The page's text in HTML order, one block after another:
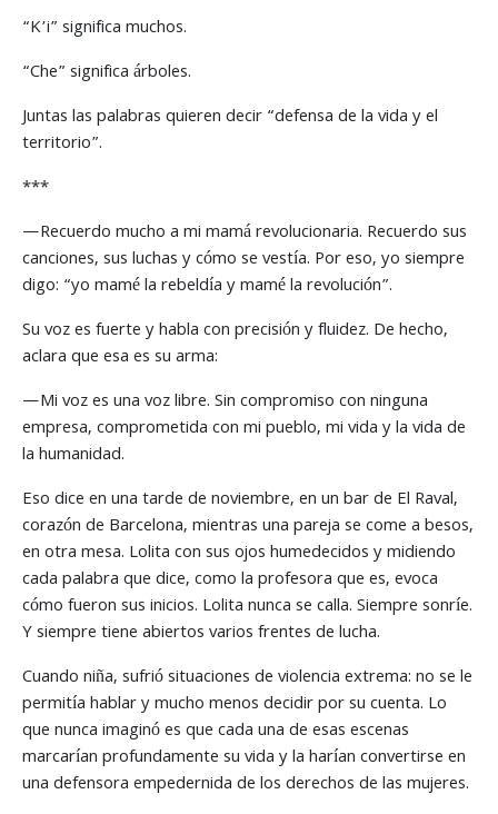
“K’i” significa muchos.
“Che” significa árboles.
Juntas las palabras quieren decir “defensa de la vida y el
territorio”.
***
—Recuerdo mucho a mi mamá revolucionaria. Recuerdo sus
canciones, sus luchas y cómo se vestía. Por eso, yo siempre
digo: “yo mamé la rebeldía y mamé la revolución”.
Su voz es fuerte y habla con precisión y fluidez. De hecho,
aclara que esa es su arma:
—Mi voz es una voz libre. Sin compromiso con ninguna
empresa, comprometida con mi pueblo, mi vida y la vida de
la humanidad.
Eso dice en una tarde de noviembre, en un bar de El Raval,
corazón de Barcelona, mientras una pareja se come a besos,
en otra mesa. Lolita con sus ojos humedecidos y midiendo
cada palabra que dice, como la profesora que es, evoca
cómo fueron sus inicios. Lolita nunca se calla. Siempre sonríe.
Y siempre tiene abiertos varios frentes de lucha.
Cuando niña, sufrió situaciones de violencia extrema: no se le
permitía hablar y mucho menos decidir por su cuenta. Lo
que nunca imaginó es que cada una de esas escenas
marcarían profundamente su vida y la harían convertirse en
una defensora empedernida de los derechos de las mujeres.